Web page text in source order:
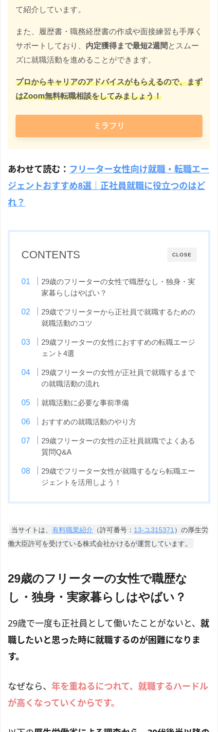
て紹介しています。
また、履歴書・職務経歴書の作成や面接練習も手厚く
サポートしており、 内定獲得まで最短2週間 とスムー
ズに就職活動を進めることができます。
プロからキャリアのアドバイスがもらえるので、まず
はZoom無料転職相談をしてみましょう！
ミラフリ
あわせて読む： フリーター女性向け就職・転職エー
ジェントおすすめ8選｜正社員就職に役立つのはど
れ？
CLOSE
CONTENTS
29歳のフリーターの女性で職歴なし・独身・実
家暮らしはやばい？
29歳でフリーターから正社員で就職するための
就職活動のコツ
29歳フリーターの女性におすすめの転職エージ
ェント4選
29歳フリーターの女性が正社員で就職するまで
の就職活動の流れ
就職活動に必要な事前準備
おすすめの就職活動のやり方
29歳フリーターの女性の正社員就職でよくある
質問Q&A
29歳でフリーター女性が就職するなら転職エー
ジェントを活用しよう！
当サイトは、有料職業紹介 （許可番号： 13-ユ315371 ）の厚生労
働大臣許可を受けている株式会社かけるが運営しています。
29歳のフリーターの女性で職歴な
し・独身・実家暮らしはやばい？
29歳で一度も正社員として働いたことがないと、 就
職したいと思った時に就職するのが困難になりま
す。
なぜなら、 年を重ねるにつれて、就職するハードル
が高くなっていくからです。